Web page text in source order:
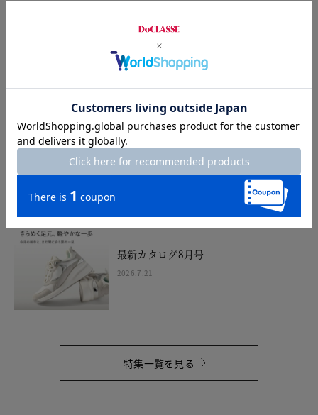
FINAL SALE開催中
2026.7.24
SANDALS WEEK 10%OFF
2026.7.10
最新カタログ8月号
2026.7.21
特集一覧を見る